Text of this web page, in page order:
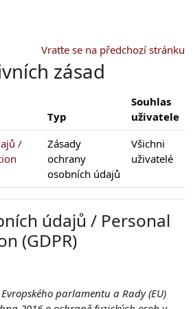
Vraťte se na předchozí stránku
zásad
Typ
Souhlas
uživatele
/
Zásady
ochrany
osobních údajů
Všichni
uživatelé
údajů / Personal
(GDPR)
parlamentu a Rady (EU)